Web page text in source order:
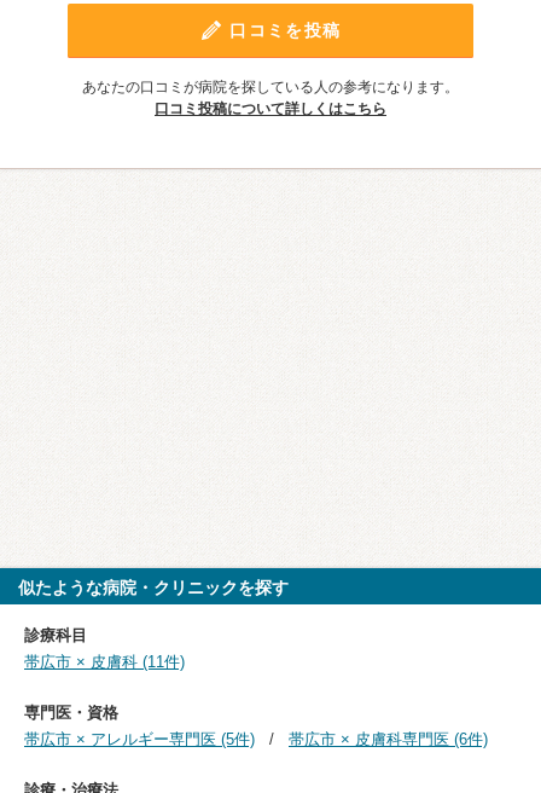
口コミを投稿
あなたの口コミが病院を探している人の参考になります。
口コミ投稿について詳しくはこちら
似たような病院・クリニックを探す
診療科目
帯広市 × 皮膚科 (11件)
専門医・資格
帯広市 × アレルギー専門医 (5件)
帯広市 × 皮膚科専門医 (6件)